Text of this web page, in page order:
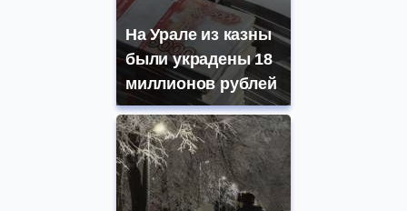
На Урале из казны
были украдены 18
миллионов рублей